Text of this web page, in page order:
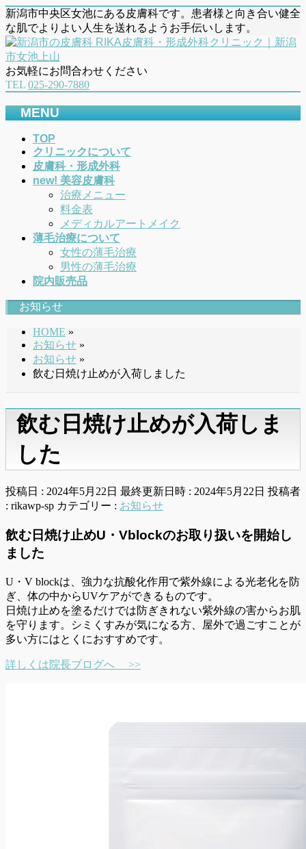
新潟市中央区女池にある皮膚科です。患者様と向き合い健全
な肌でよりよい人生を送れるようお手伝いします。
お気軽にお問合わせください
TEL 025-290-7880
MENU
TOP
クリニックについて
皮膚科・形成外科
new! 美容皮膚科
治療メニュー
料金表
メディカルアートメイク
薄毛治療について
女性の薄毛治療
男性の薄毛治療
院内販売品
お知らせ
HOME »
お知らせ »
お知らせ »
飲む日焼け止めが入荷しました
飲む日焼け止めが入荷しま
した
投稿日 : 2024年5月22日 最終更新日時 : 2024年5月22日 投稿者
: rikawp-sp カテゴリー : お知らせ
飲む日焼け止めU・Vblockのお取り扱いを開始し
ました
U・V blockは、強力な抗酸化作用で紫外線による光老化を防
ぎ、体の中からUVケアができるものです。
日焼け止めを塗るだけでは防ぎきれない紫外線の害からお肌
を守ります。シミくすみが気になる方、屋外で過ごすことが
多い方にはとくにおすすめです。
詳しくは院長ブログへ >>